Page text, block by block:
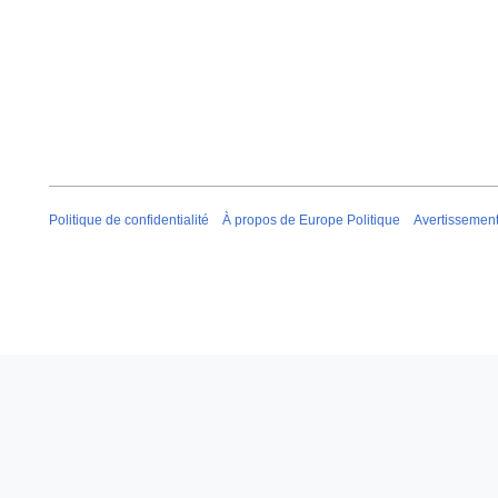
Politique de confidentialité À propos de Europe Politique